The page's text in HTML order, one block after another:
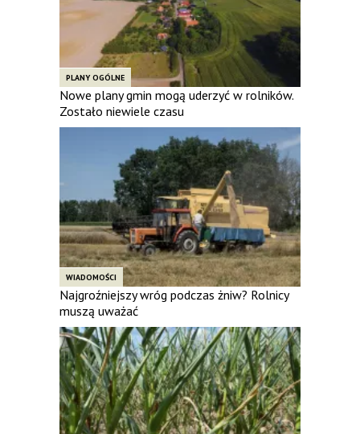
PLANY OGÓLNE
Nowe plany gmin mogą uderzyć w rolników.
Zostało niewiele czasu
WIADOMOŚCI
Najgroźniejszy wróg podczas żniw? Rolnicy
muszą uważać